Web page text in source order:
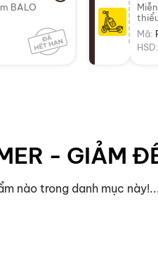
BALO
Mã:
- GIẢM
nào trong danh mục